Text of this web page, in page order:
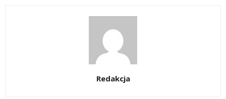
Redakcja